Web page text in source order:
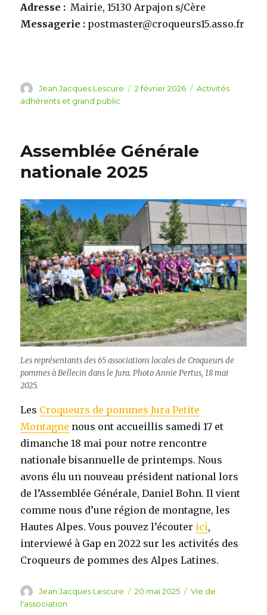
Adresse : Mairie, 15130 Arpajon s/Cère
Messagerie : postmaster@croqueurs15.asso.fr
Auteur
Jean Jacques Lescure
Publié
2 février 2026 Catégories
Activités
adhérents et grand public
Assemblée Générale
nationale 2025
Les représentants des 65 associations locales de Croqueurs de
pommes à Bellecin dans le Jura. Photo Annie Pertus, 18 mai
2025.
Les Croqueurs de pommes Jura Petite
Montagne nous ont accueillis samedi 17 et
dimanche 18 mai pour notre rencontre
nationale bisannuelle de printemps. Nous
avons élu un nouveau président national lors
de l’Assemblée Générale, Daniel Bohn. Il vient
comme nous d’une région de montagne, les
Hautes Alpes. Vous pouvez l’écouter ici,
interviewé à Gap en 2022 sur les activités des
Croqueurs de pommes des Alpes Latines.
Auteur
Jean Jacques Lescure
Publié
20 mai 2025 Catégories
Vie de
l'association